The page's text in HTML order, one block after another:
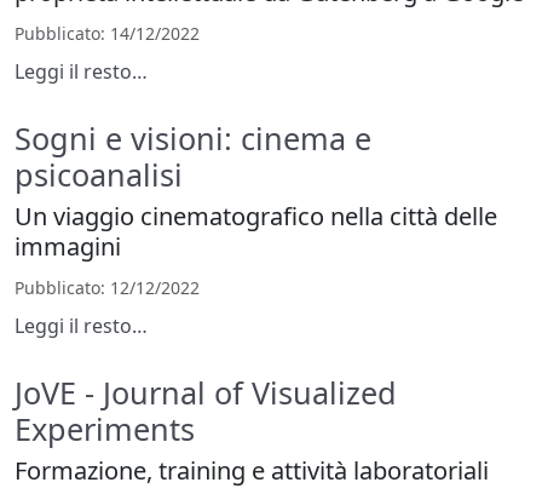
Pubblicato: 14/12/2022
Leggi il resto…
Sogni e visioni: cinema e
psicoanalisi
Un viaggio cinematografico nella città delle
immagini
Pubblicato: 12/12/2022
Leggi il resto…
JoVE - Journal of Visualized
Experiments
Formazione, training e attività laboratoriali